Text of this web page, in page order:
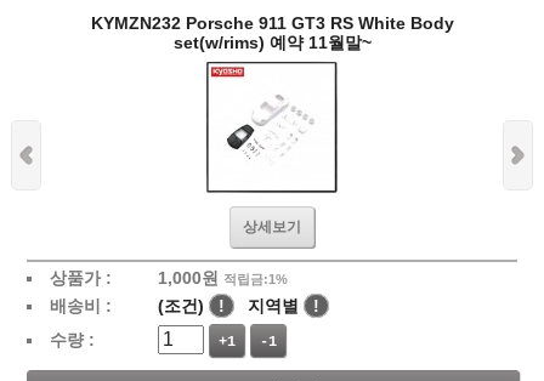
KYMZN232 Porsche 911 GT3 RS White Body
set(w/rims) 예약 11월말~
상세보기
상품가 : 1,000원 적립금:1%
배송비 : (조건) ! 지역별
!
수량 :
+1 -1